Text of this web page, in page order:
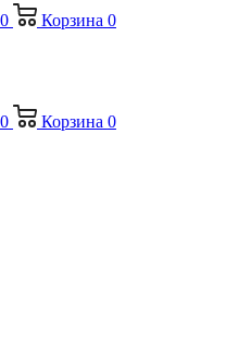
0 Корзина 0
0 Корзина 0